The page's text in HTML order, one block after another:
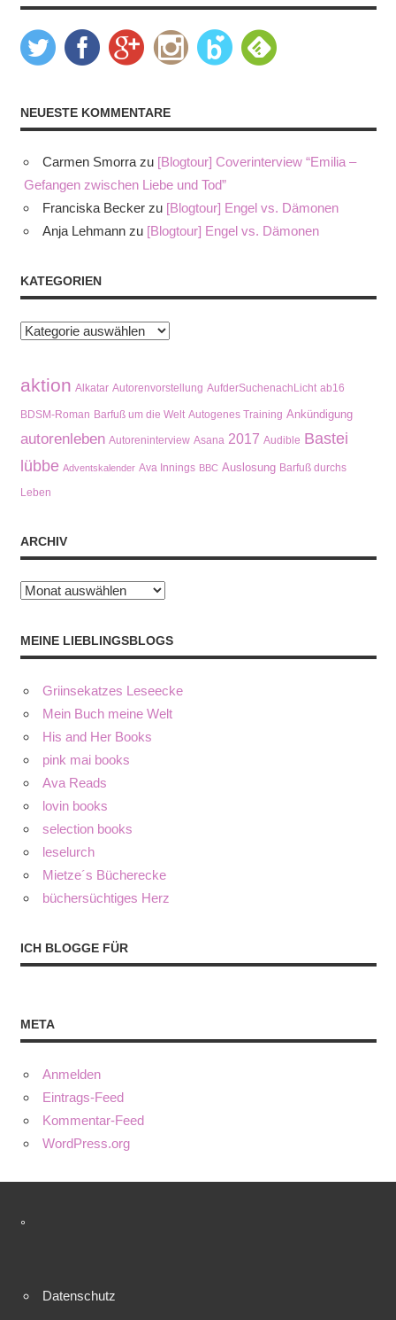
NEUESTE KOMMENTARE
Carmen Smorra zu [Blogtour] Coverinterview “Emilia –
Gefangen zwischen Liebe und Tod”
Franciska Becker zu [Blogtour] Engel vs. Dämonen
Anja Lehmann zu [Blogtour] Engel vs. Dämonen
KATEGORIEN
Kategorien
aktion Alkatar Autorenvorstellung AufderSuchenachLicht ab16
BDSM-Roman Barfuß um die Welt Autogenes Training Ankündigung
autorenleben Autoreninterview Asana 2017 Audible Bastei
lübbe Adventskalender Ava Innings BBC Auslosung Barfuß durchs
Leben
ARCHIV
Archiv
MEINE LIEBLINGSBLOGS
Griinsekatzes Leseecke
Mein Buch meine Welt
His and Her Books
pink mai books
Ava Reads
lovin books
selection books
leselurch
Mietze´s Bücherecke
büchersüchtiges Herz
ICH BLOGGE FÜR
META
Anmelden
Eintrags-Feed
Kommentar-Feed
WordPress.org
°
Datenschutz